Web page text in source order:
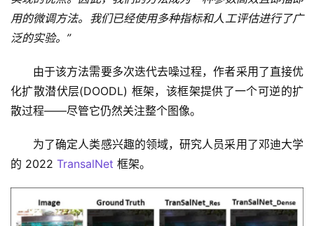
用的微调方法。我们已经使用多种指标和人工评估进行了广
泛的实验。”
由于该方法需要多次迭代去噪过程，作者采用了直接优
化扩散潜伏层(DOODL) 框架，该框架提供了一个可逆的扩
散过程——尽管它仍然关注整个图像。
为了确定人类感兴趣的领域，研究人员采用了邓迪大学
的 2022 TransalNet 框架。